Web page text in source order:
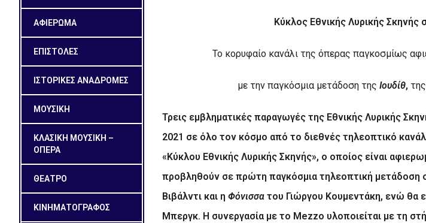
ΑΦΙΕΡΩΜΑ
ΕΠΙΣΤΟΛΕΣ
ΙΣΤΟΡΙΚΕΣ ΑΝΑΔΡΟΜΕΣ
ΜΟΥΣΙΚΗ
ΚΛΑΣΙΚΗ ΜΟΥΣΙΚΗ –
ΟΠΕΡΑ
ΘΕΑΤΡΟ
ΚΙΝΗΜΑΤΟΓΡΑΦΟΣ
Κύκλος Εθνικής Λυρικής Σκηνής
Το κορυφαίο κανάλι της όπερας παγκοσμίως
με την παγκόσμια μετάδοση τηςΙουδίθ,
Τρεις εμβληματικές παραγωγές της Εθνικής Λυρικής
2021 σε όλο τον κόσμο από το διεθνές τηλεοπτικό
«Κύκλου Εθνικής Λυρικής Σκηνής», ο οποίος είναι
προβληθούν σε πρώτη παγκόσμια τηλεοπτική μετάδοση
Βιβάλντι και ηΦόνισσα του Γιώργου Κουμεντάκη, ενώ θα
Μπεργκ. Η συνεργασία με το Mezzo υλοποιείται με τη